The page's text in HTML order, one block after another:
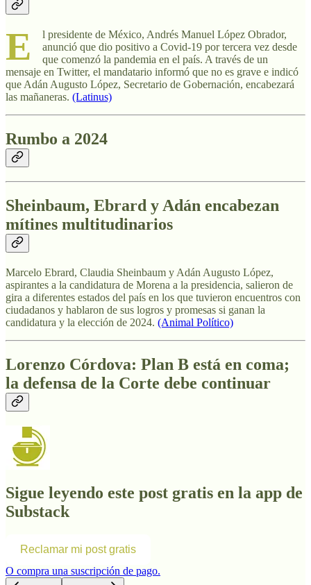
E
l presidente de México, Andrés Manuel López Obrador,
anunció que dio positivo a Covid-19 por tercera vez desde
que comenzó la pandemia en el país. A través de un
mensaje en Twitter, el mandatario informó que no es grave e indicó
que Adán Augusto López, Secretario de Gobernación, encabezará
las mañaneras. (Latinus)
Rumbo a 2024
Sheinbaum, Ebrard y Adán encabezan
mítines multitudinarios
Marcelo Ebrard, Claudia Sheinbaum y Adán Augusto López,
aspirantes a la candidatura de Morena a la presidencia, salieron de
gira a diferentes estados del país en los que tuvieron encuentros con
ciudadanos y hablaron de sus logros y promesas si ganan la
candidatura y la elección de 2024. (Animal Político)
Lorenzo Córdova: Plan B está en coma;
la defensa de la Corte debe continuar
Sigue leyendo este post gratis en la app de
Substack
Reclamar mi post gratis
O compra una suscripción de pago.